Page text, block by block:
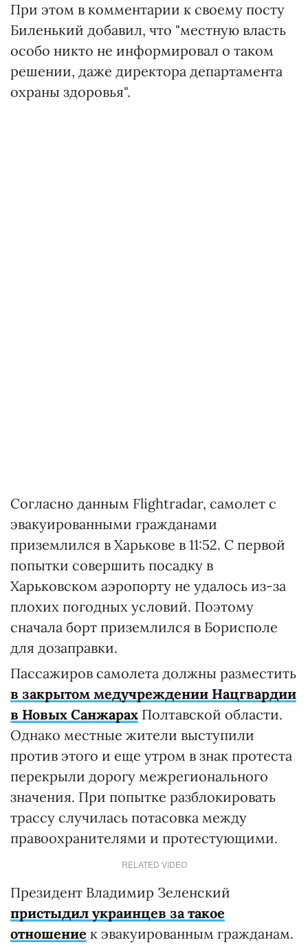
При этом в комментарии к своему посту
Биленький добавил, что "местную власть
особо никто не информировал о таком
решении, даже директора департамента
охраны здоровья".
Согласно данным Flightradar, самолет с
эвакуированными гражданами
приземлился в Харькове в 11:52. С первой
попытки совершить посадку в
Харьковском аэропорту не удалось из-за
плохих погодных условий. Поэтому
сначала борт приземлился в Борисполе
для дозаправки.
Пассажиров самолета должны разместить
в закрытом медучреждении Нацгвардии
в Новых Санжарах Полтавской области.
Однако местные жители выступили
против этого и еще утром в знак протеста
перекрыли дорогу межрегионального
значения. При попытке разблокировать
трассу случилась потасовка между
правоохранителями и протестующими.
RELATED VIDEO
Президент Владимир Зеленский
пристыдил украинцев за такое
отношение к эвакуированным гражданам.